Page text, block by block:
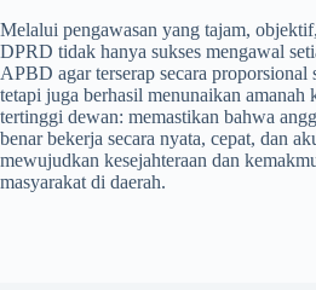
Melalui pengawasan yang tajam,
DPRD tidak hanya sukses mengawal
APBD agar terserap secara proporsional
tetapi juga berhasil menunaikan amanah
tertinggi dewan: memastikan bahwa
benar bekerja secara nyata, cepat, dan
mewujudkan kesejahteraan dan
masyarakat di daerah.